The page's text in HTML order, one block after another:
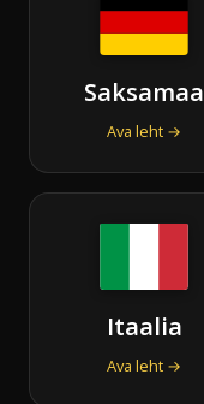
Saksamaa
Ava leht →
Itaalia
Ava leht →